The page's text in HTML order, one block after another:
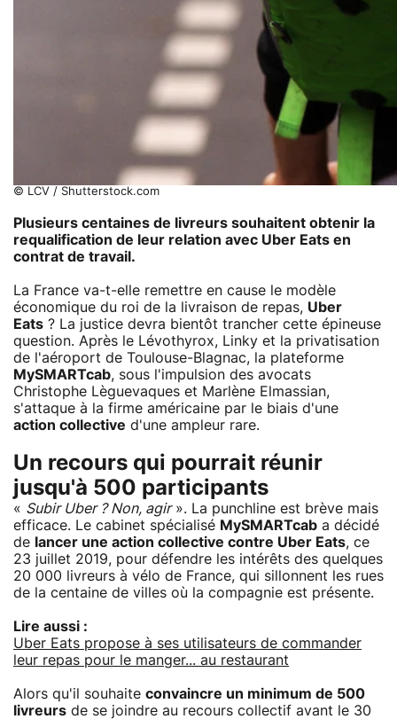
© LCV / Shutterstock.com
Plusieurs centaines de livreurs souhaitent obtenir la
requalification de leur relation avec Uber Eats en
contrat de travail.
La France va-t-elle remettre en cause le modèle
économique du roi de la livraison de repas, Uber
Eats ? La justice devra bientôt trancher cette épineuse
question. Après le Lévothyrox, Linky et la privatisation
de l'aéroport de Toulouse-Blagnac, la plateforme
MySMARTcab, sous l'impulsion des avocats
Christophe Lèguevaques et Marlène Elmassian,
s'attaque à la firme américaine par le biais d'une
action collective d'une ampleur rare.
Un recours qui pourrait réunir
jusqu'à 500 participants
« Subir Uber ? Non, agir». La punchline est brève mais
efficace. Le cabinet spécialisé MySMARTcab a décidé
de lancer une action collective contre Uber Eats, ce
23 juillet 2019, pour défendre les intérêts des quelques
20 000 livreurs à vélo de France, qui sillonnent les rues
de la centaine de villes où la compagnie est présente.
Lire aussi :
Uber Eats propose à ses utilisateurs de commander
leur repas pour le manger... au restaurant
Alors qu'il souhaite convaincre un minimum de 500
livreurs de se joindre au recours collectif avant le 30